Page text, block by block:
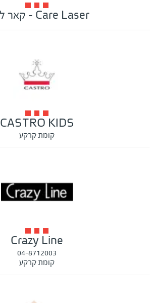
Care Laser - קאר לייזר
CASTRO KIDS
קומת קרקע
Crazy Line
04-8712003
קומת קרקע